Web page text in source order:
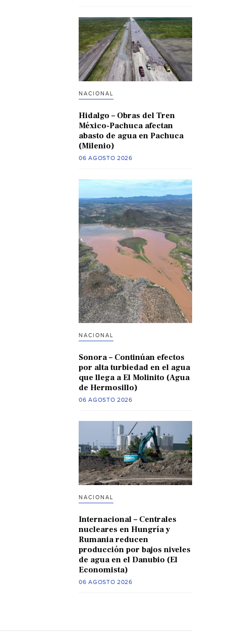
NACIONAL
Hidalgo – Obras del Tren
México-Pachuca afectan
abasto de agua en Pachuca
(Milenio)
06 AGOSTO 2026
NACIONAL
Sonora – Continúan efectos
por alta turbiedad en el agua
que llega a El Molinito (Agua
de Hermosillo)
06 AGOSTO 2026
NACIONAL
Internacional – Centrales
nucleares en Hungría y
Rumania reducen
producción por bajos niveles
de agua en el Danubio (El
Economista)
06 AGOSTO 2026